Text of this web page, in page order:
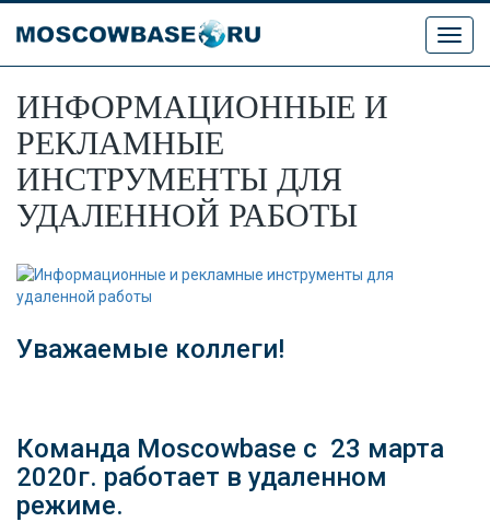
ИНФОРМАЦИОННЫЕ И
РЕКЛАМНЫЕ
ИНСТРУМЕНТЫ ДЛЯ
УДАЛЕННОЙ РАБОТЫ
Уважаемые коллеги!
Команда Moscowbase с 23 марта
2020г. работает в удаленном
режиме.